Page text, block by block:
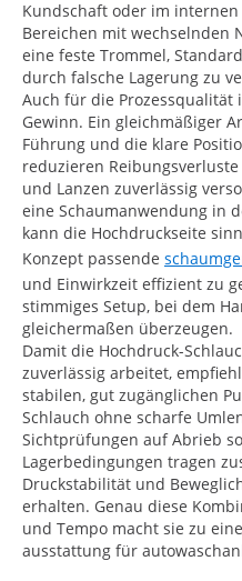
Kundschaft oder im
Bereichen mit
eine feste Trommel,
durch falsche Lagerung zu
Auch für die Prozessqualität
Gewinn. Ein gleichmäßiger
Führung und die klare
reduzieren
und Lanzen zuverlässig
eine Schaumanwendung in
kann die Hochdruckseite
Konzept passende
und Einwirkzeit effizient zu
stimmiges Setup, bei dem
gleichermaßen überzeugen.
Damit die Hochdruck-
zuverlässig arbeitet,
stabilen, gut zugänglichen
Schlauch ohne scharfe
Sichtprüfungen auf Abrieb
Lagerbedingungen tragen
Druckstabilität und
erhalten. Genau diese
und Tempo macht sie zu
ausstattung für